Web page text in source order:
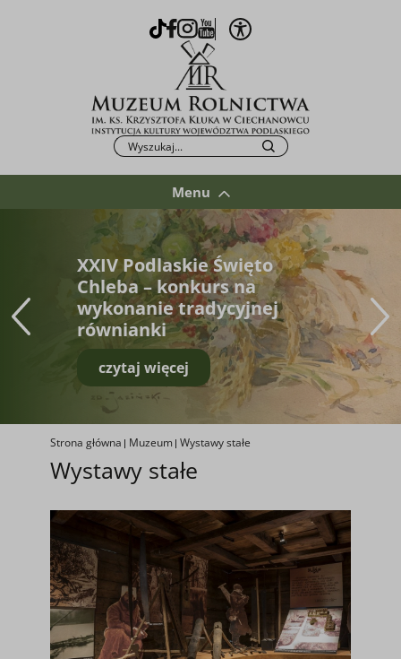
TikTok
Facebook
Instagram
YoutubeOtwórz opcje WCAG
Po kliknięciu przycisku fraza zostanie
Szukaj
Menu
XXIV Podlaskie Święto
Chleba – konkurs na
wykonanie tradycyjnej
równianki
czytaj więcej
Strona główna Muzeum Wystawy stałe
Wystawy stałe